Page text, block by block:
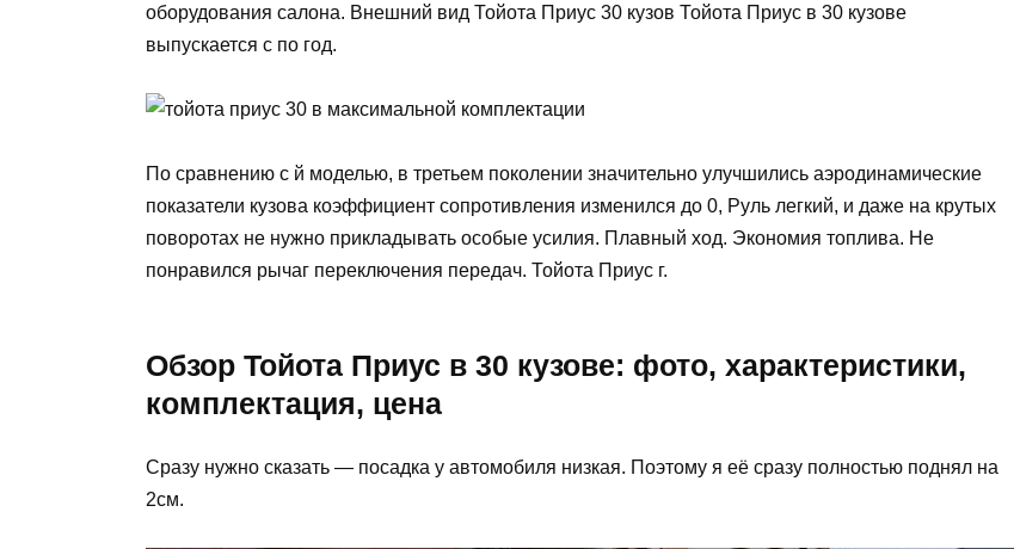
оборудования салона. Внешний вид Тойота Приус 30 кузов Тойота Приус в 30 кузове
выпускается с по год.
По сравнению с й моделью, в третьем поколении значительно улучшились аэродинамические
показатели кузова коэффициент сопротивления изменился до 0, Руль легкий, и даже на крутых
поворотах не нужно прикладывать особые усилия. Плавный ход. Экономия топлива. Не
понравился рычаг переключения передач. Тойота Приус г.
Обзор Тойота Приус в 30 кузове: фото, характеристики,
комплектация, цена
Сразу нужно сказать — посадка у автомобиля низкая. Поэтому я её сразу полностью поднял на
2см.